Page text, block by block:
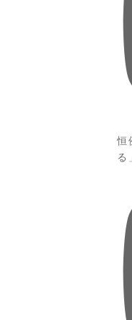
恒
る